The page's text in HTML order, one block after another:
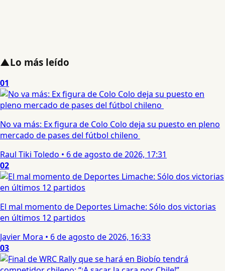
▲Lo más leído
01
No va más: Ex figura de Colo Colo deja su puesto en pleno
mercado de pases del fútbol chileno
Raul Tiki Toledo • 6 de agosto de 2026, 17:31
02
El mal momento de Deportes Limache: Sólo dos victorias
en últimos 12 partidos
Javier Mora • 6 de agosto de 2026, 16:33
03